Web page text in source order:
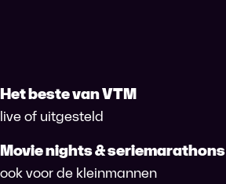
Het beste van VTM
live of uitgesteld
Movie nights & seriemarathons
ook voor de kleinmannen